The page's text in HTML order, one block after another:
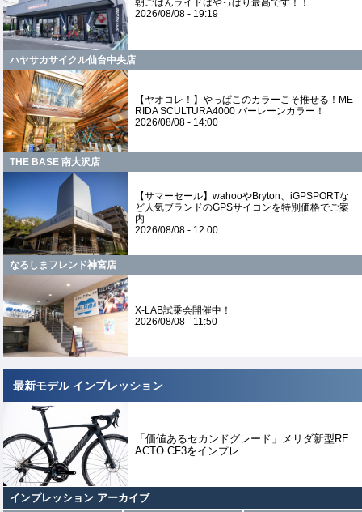
朝ごはんライドはやっぱり最高です！！
2026/08/08 - 19:19
ハヤサカサイクル仙台中央店
【ヤオコレ！】やっぱこのカラーこそ推せる！ME
RIDA SCULTURA4000 バーレーンカラー！
2026/08/08 - 14:00
THE BASE 南大沢店
【サマーセール】wahooやBryton、iGPSPORTな
ど人気ブランドのGPSサイコンを特別価格でご案
内
2026/08/08 - 12:00
なるしまフレンド神宮店
X-LAB試乗会開催中！
2026/08/08 - 11:50
最新モデル インプレッション
「価値あるセカンドグレード」メリダ新型RE
ACTO CF3をインプレ
インプレッション アーカイブ